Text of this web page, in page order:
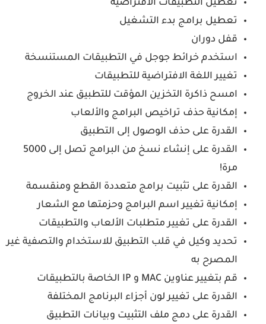
تعطيل التطبيقات الافتراضية
تعطيل برامج بدء التشغيل
قفل دوران
استخدم خرائط جوجل في التطبيقات المستنسخة
تغيير اللغة الافتراضية للتطبيقات
امسح ذاكرة التخزين المؤقت للتطبيق عند الخروج
إمكانية حذف تراخيص البرامج والألعاب
القدرة على حذف الوصول إلى التطبيق
القدرة على إنشاء نسخ من البرامج تصل إلى 5000
مرة!
القدرة على تثبيت برامج متعددة القطع ومنقسمة
إمكانية تغيير اسم البرامج وحزمتها مع الشعار
القدرة على تغيير متطلبات الألعاب والتطبيقات
تحديد وكيل في قلب التطبيق للاستخدام والتصفية غير
المصرح به
قم بتغيير عناوين MAC و IP الخاصة بالتطبيقات
القدرة على تغيير لون أجزاء البرنامج المختلفة
القدرة على دمج ملف التثبيت وبيانات التطبيق